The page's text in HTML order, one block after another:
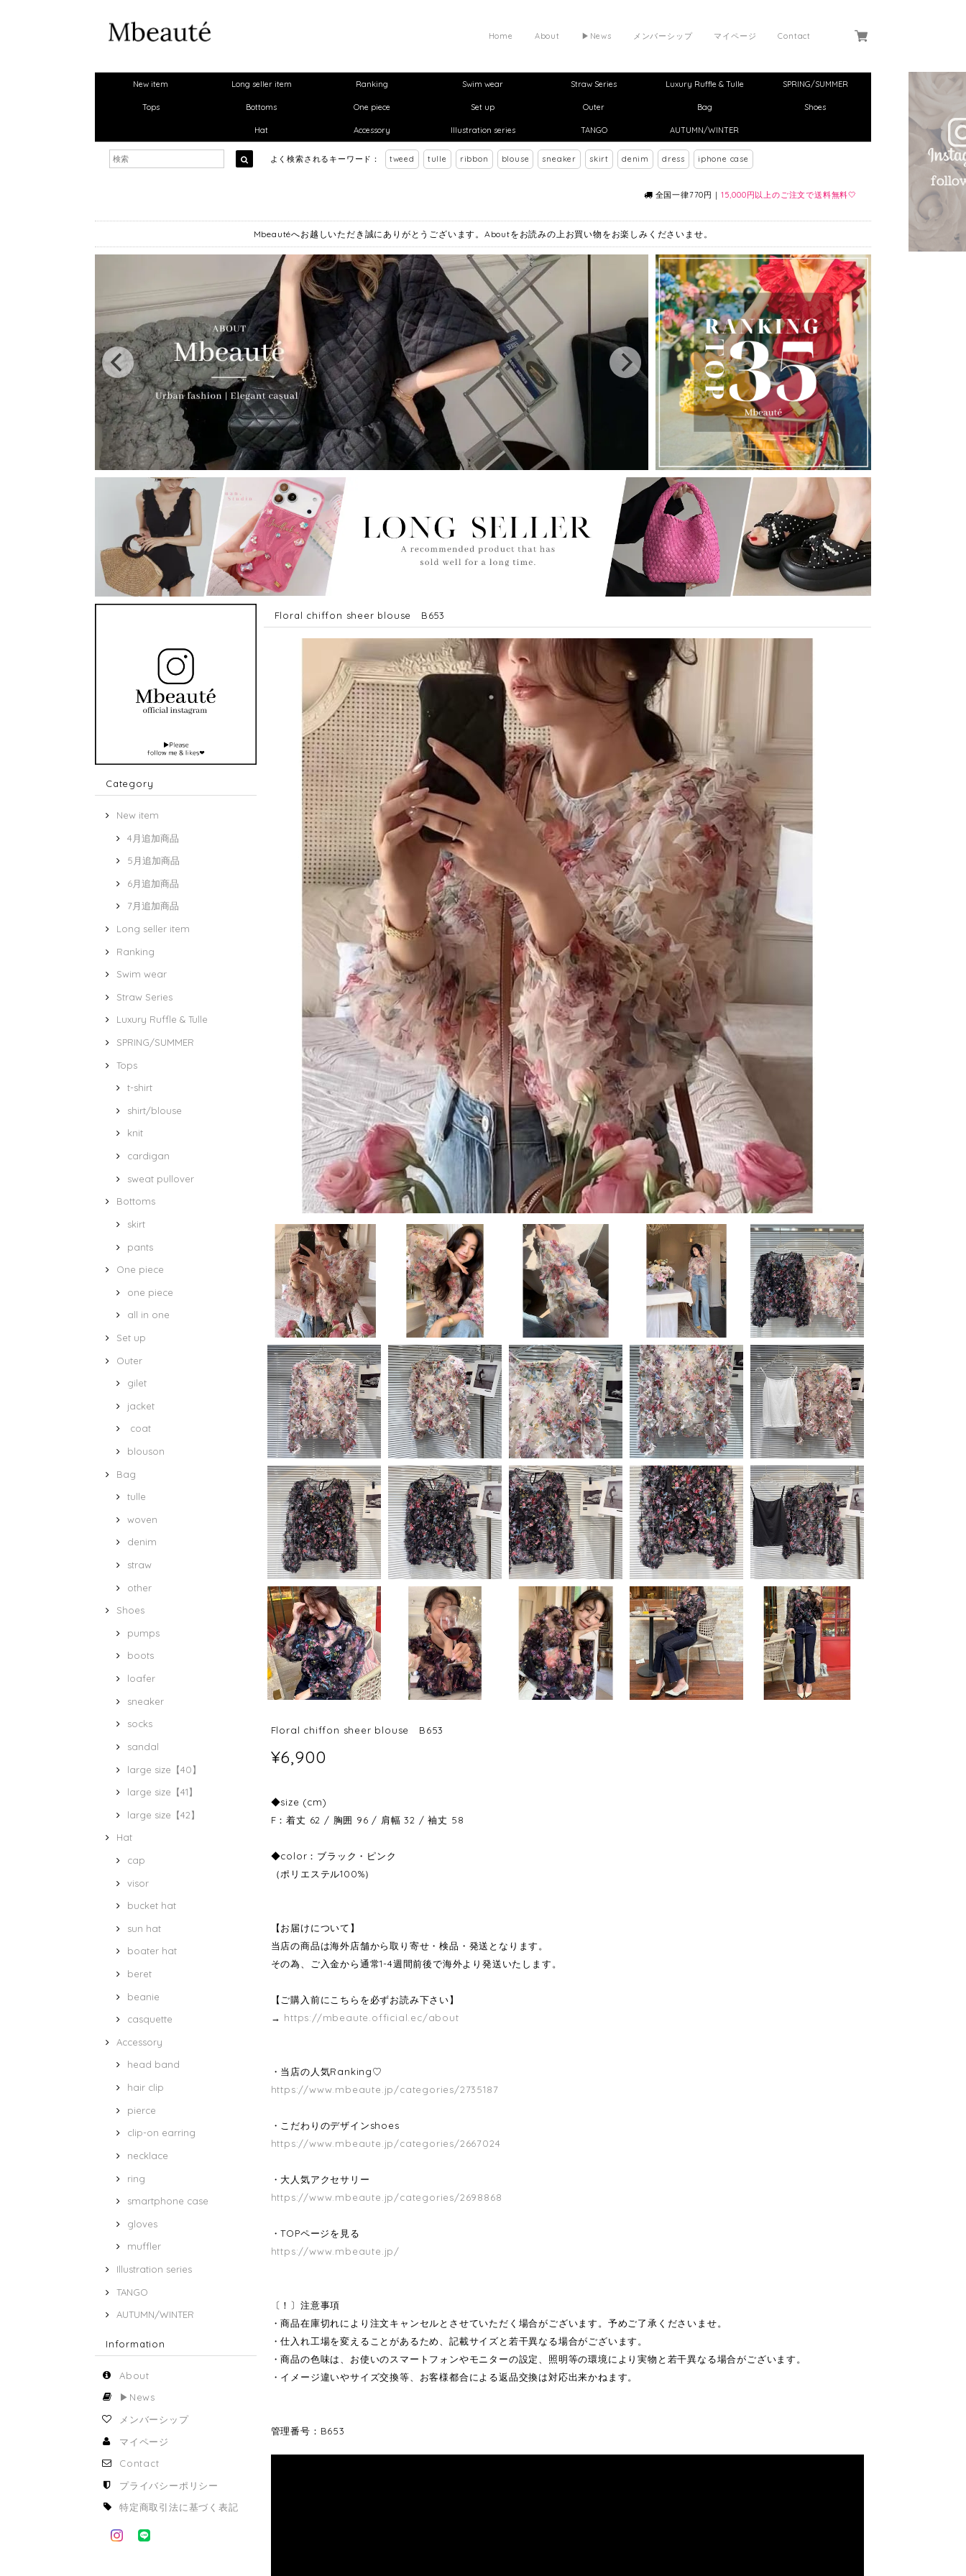
Contact
マイページ
メンバーシップ
▶︎News
About
Home
New item Long seller item Ranking Swim wear Straw Series Luxury Ruffle & Tulle SPRING/SUMMER
Tops Bottoms One piece Set up Outer Bag Shoes
Hat Accessory Illustration series TANGO AUTUMN/WINTER
よく検索されるキーワード： tweed tulle ribbon blouse sneaker skirt denim dress iphone case
全国一律770円｜ 15,000円以上のご注文で送料無料🤍
Mbeautéへお越しいただき誠にありがとうございます。Aboutをお読みの上お買い物をお楽しみくださいませ。
Category
New item
4月追加商品
5月追加商品
6月追加商品
7月追加商品
Long seller item
Ranking
Swim wear
Straw Series
Luxury Ruffle & Tulle
SPRING/SUMMER
Tops
t-shirt
shirt/blouse
knit
cardigan
sweat pullover
Bottoms
skirt
pants
One piece
one piece
all in one
Set up
Outer
gilet
jacket
coat
blouson
Bag
tulle
woven
denim
straw
other
Shoes
pumps
boots
loafer
sneaker
socks
sandal
large size【40】
large size【41】
large size【42】
Hat
cap
visor
bucket hat
sun hat
boater hat
beret
beanie
casquette
Accessory
head band
hair clip
pierce
clip-on earring
necklace
ring
smartphone case
gloves
muffler
Illustration series
TANGO
AUTUMN/WINTER
Information
About
▶︎News
メンバーシップ
マイページ
Contact
プライバシーポリシー
特定商取引法に基づく表記
Floral chiffon sheer blouse B653
Floral chiffon sheer blouse B653
¥6,900
◆size (cm)
F：着丈 62 / 胸囲 96 / 肩幅 32 / 袖丈 58
◆color：ブラック・ピンク
（ポリエステル100%）
【お届けについて】
当店の商品は海外店舗から取り寄せ・検品・発送となります。
その為、ご入金から通常1-4週間前後で海外より発送いたします。
【ご購入前にこちらを必ずお読み下さい】
→ https://mbeaute.official.ec/about
・当店の人気Ranking♡
https://www.mbeaute.jp/categories/2735187
・こだわりのデザインshoes
https://www.mbeaute.jp/categories/2667024
・大人気アクセサリー
https://www.mbeaute.jp/categories/2698868
・TOPページを見る
https://www.mbeaute.jp/
〔！〕注意事項
・商品在庫切れにより注文キャンセルとさせていただく場合がございます。予めご了承くださいませ。
・仕入れ工場を変えることがあるため、記載サイズと若干異なる場合がございます。
・商品の色味は、お使いのスマートフォンやモニターの設定、照明等の環境により実物と若干異なる場合がございます。
・イメージ違いやサイズ交換等、お客様都合による返品交換は対応出来かねます。
管理番号：B653